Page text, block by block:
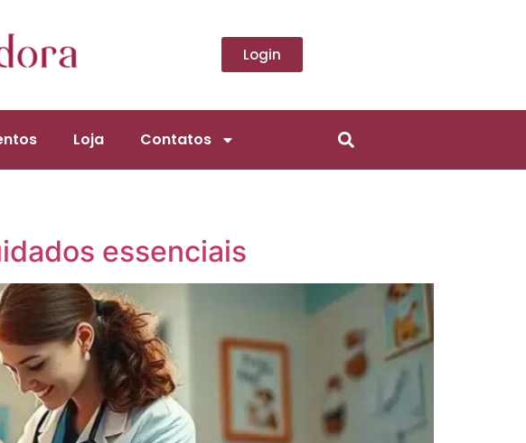
Login
Loja Contatos
essenciais